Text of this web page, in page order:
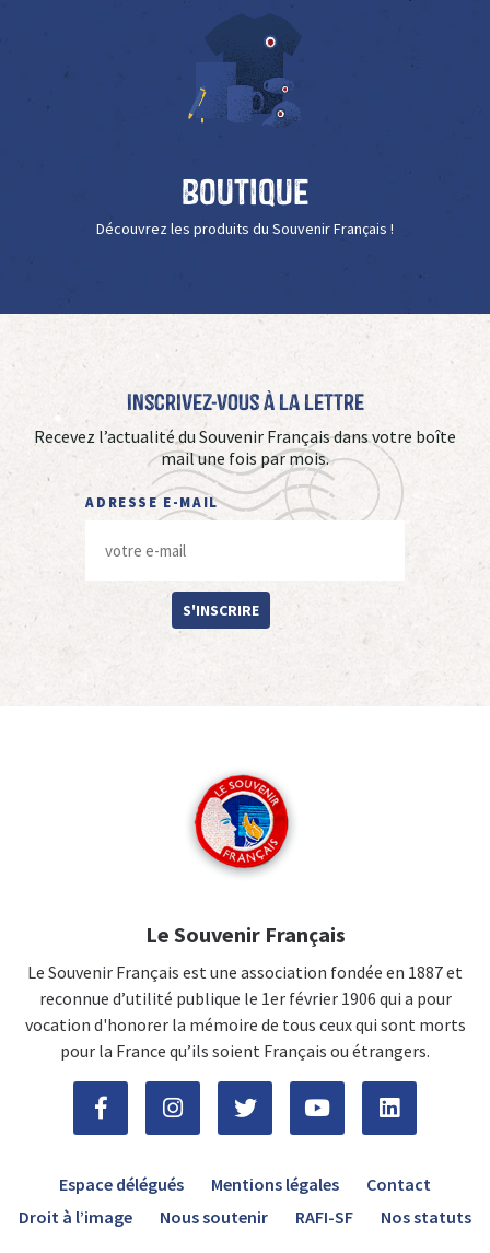
Boutique
Découvrez les produits du Souvenir Français !
Inscrivez-vous à La Lettre
Recevez l’actualité du Souvenir Français dans votre boîte
mail une fois par mois.
ADRESSE E-MAIL
S'INSCRIRE
Le Souvenir Français
Le Souvenir Français est une association fondée en 1887 et
reconnue d’utilité publique le 1er février 1906 qui a pour
vocation d'honorer la mémoire de tous ceux qui sont morts
pour la France qu’ils soient Français ou étrangers.
Espace délégués Mentions légales
Contact
Droit à l’image
Nous soutenir RAFI-SF Nos statuts